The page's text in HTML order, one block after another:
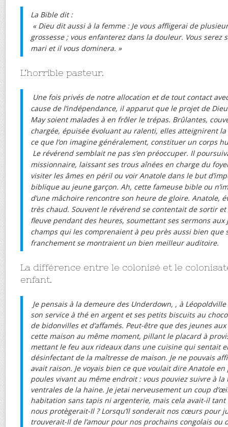
La Bible dit :
« Dieu dit aussi à la femme : Je vous affligerai de
grossesse ; vous enfanterez dans la douleur. Vous serez
mari et il vous dominera. »
L’horrible pasteur.
Une fois privés de notre allocation et de tout contact
cause de l’indépendance, il apparut que le projet de
May soient malades à en frôler le trépas. Brûlantes,
chargée, épuisée évoluant au ralenti, elles atteignirent
ce que l’on imagine généralement, constituer un corps
Le révérend semblait ne pas s’en préoccuper. Il
missionnaire, laissant ses trous aînées en charge du
visiter les âmes en péril ou voir Anatole dans le but
biblique au jeune garçon. Ah, cette fameuse bible ou
d’une mâchoire rencontre son heure de gloire. Anatole,
très chaud. Souvent le révérend se contentait de sortir
fleuve pendant des heures, soumettant ses sermons aux
champs qui les comprenaient à peu près aussi bien que
franchement se montraient un bien meilleur auditoire.
La différence entre le colonisé et le
enfant.
Je pensais à la demeure des Underdown, , à
son service à thé en argent et ses petits biscuits au
de bidonvilles et d’affamés. Peut-être que des jeunes
cette maison au même moment, pillant le placard à
mettant le feu aux rideaux dans une cuisine qui sentait
désinfectant de la maîtresse de maison. Je ne pouvais
avait raison. Je voyais bien ce que voulait dire Anatole
poules vivant au même endroit : vous pouviez suivre à la
ventrales de la haine. Je jetai nerveusement un coup
habitation sans tapis ni argenterie, mais cela avait-il tant
nous protègerait-Il ? Lorsqu’Il sonderait nos cœurs pour
trouverait-Il de l’amour pour nos prochains congolais ou